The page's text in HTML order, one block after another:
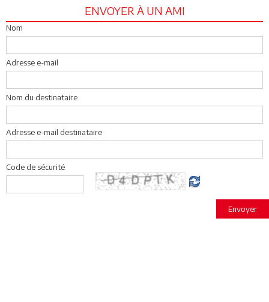
ENVOYER À UN AMI
Nom
Adresse e-mail
Nom du destinataire
Adresse e-mail destinataire
Code de sécurité
Envoyer